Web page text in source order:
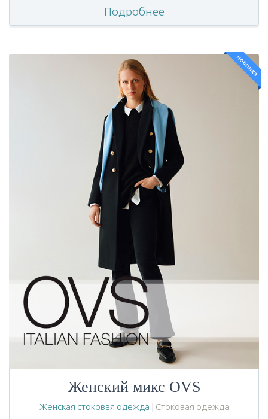
Подробнее
новинка
Женский микс OVS
Женская стоковая одежда | Стоковая одежда